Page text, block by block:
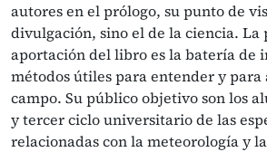
autores en el prólogo, su punto de
divulgación, sino el de la ciencia.
aportación del libro es la batería de
métodos útiles para entender y para
campo. Su público objetivo son los
y tercer ciclo universitario de las
relacionadas con la meteorología y